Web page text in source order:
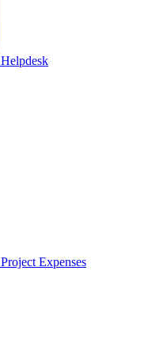
Helpdesk
Project Expenses